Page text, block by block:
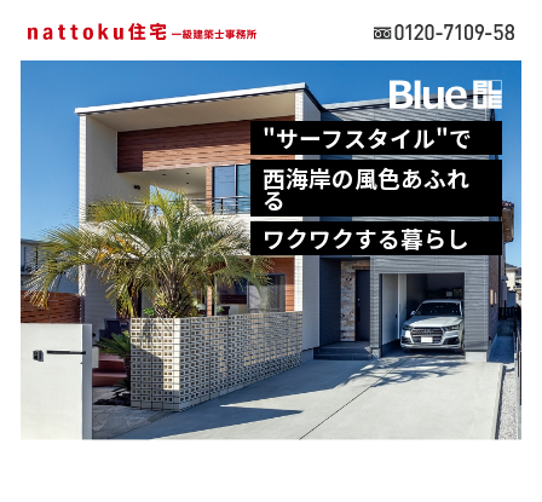
"サーフスタイル"で
西海岸の風色あふれ
る
ワクワクする暮らし